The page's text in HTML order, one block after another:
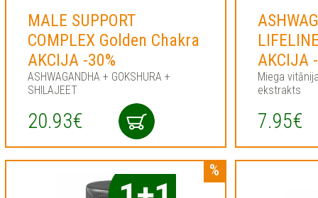
MALE SUPPORT
COMPLEX Golden Chakra
AKCIJA -30%
ASHWAGANDHA + GOKSHURA +
SHILAJEET
20.93€
AKCIJA
Miega
ekstrakts
7.95€